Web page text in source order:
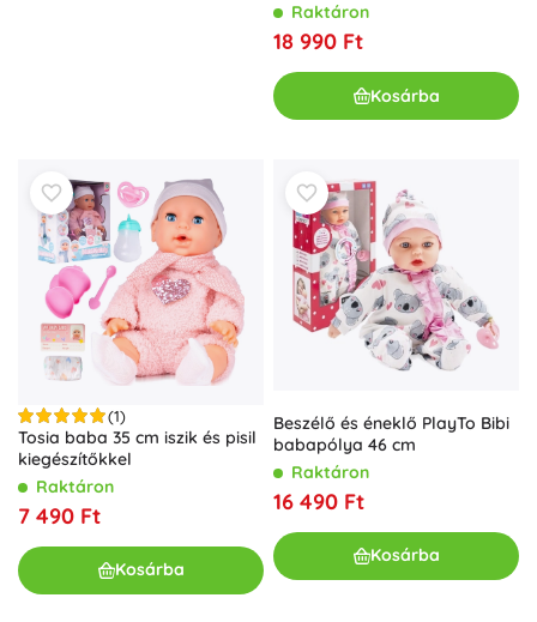
Raktáron
18 990 Ft
Kosárba
(1)
Tosia baba 35 cm iszik és pisil
kiegészítőkkel
Raktáron
7 490 Ft
Kosárba
Beszélő és éneklő PlayTo Bibi
babapólya 46 cm
Raktáron
16 490 Ft
Kosárba